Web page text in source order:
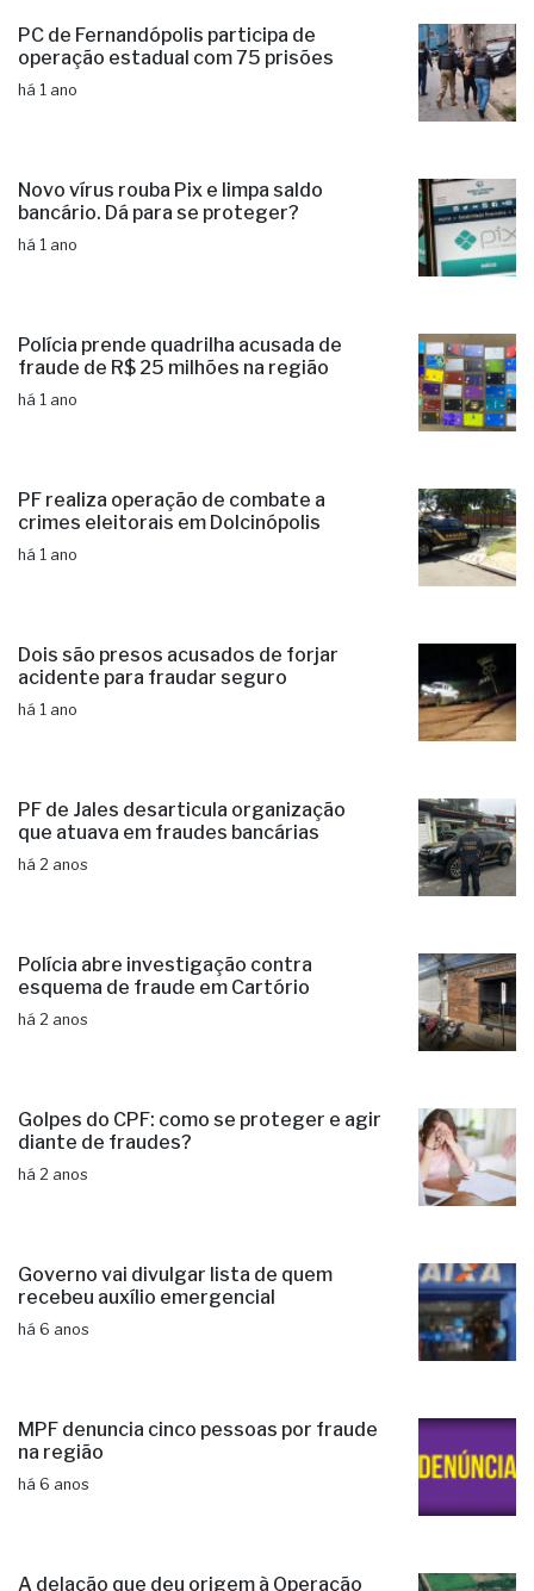
PC de Fernandópolis participa de
operação estadual com 75 prisões
há 1 ano
Novo vírus rouba Pix e limpa saldo
bancário. Dá para se proteger?
há 1 ano
Polícia prende quadrilha acusada de
fraude de R$ 25 milhões na região
há 1 ano
PF realiza operação de combate a
crimes eleitorais em Dolcinópolis
há 1 ano
Dois são presos acusados de forjar
acidente para fraudar seguro
há 1 ano
PF de Jales desarticula organização
que atuava em fraudes bancárias
há 2 anos
Polícia abre investigação contra
esquema de fraude em Cartório
há 2 anos
Golpes do CPF: como se proteger e agir
diante de fraudes?
há 2 anos
Governo vai divulgar lista de quem
recebeu auxílio emergencial
há 6 anos
MPF denuncia cinco pessoas por fraude
na região
há 6 anos
A delação que deu origem à Operação